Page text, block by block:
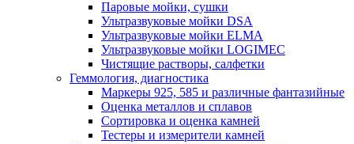
Паровые мойки, сушки
Ультразвуковые мойки DSA
Ультразвуковые мойки ELMA
Ультразвуковые мойки LOGIMEC
Чистящие растворы, салфетки
Геммология, диагностика
Маркеры 925, 585 и различные фантазийные
Оценка металлов и сплавов
Сортировка и оценка камней
Тестеры и измерители камней